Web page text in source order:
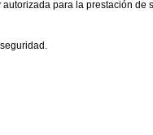
para la prestación